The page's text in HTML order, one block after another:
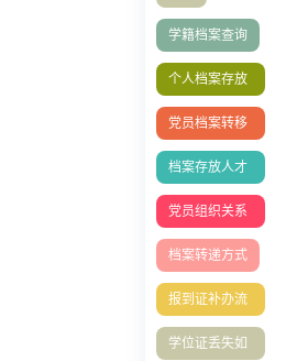
学籍档案查询
个人档案存放
在哪里好
党员档案转移
流程
档案存放人才
中心
党员组织关系
转移全流程指
南
档案转递方式
报到证补办流
程
学位证丢失如